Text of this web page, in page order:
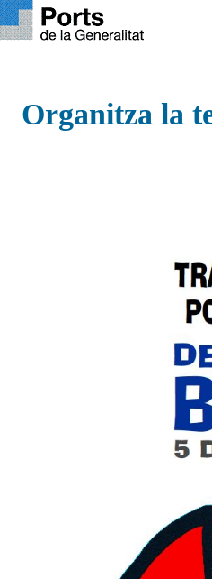
Organitza la